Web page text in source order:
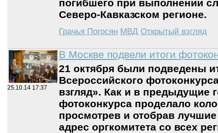
погибшего при выполнении
Северо-Кавказском регионе.
Грачья Погосян МВД Открытый взгляд
25.10.14 17:37
В Москве подвели итоги
21 октября были подведены
Всероссийского
взгляд». Как и в предыдущие
фотоконкурса проделало
просмотрев и отобрав
адрес оргкомитета со всех